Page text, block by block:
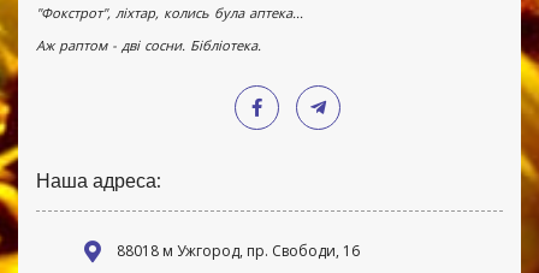
"Фокстрот", ліхтар, колись була аптека...
Аж раптом - дві сосни. Бібліотека.
Наша адреса:
88018 м Ужгород, пр. Свободи, 16